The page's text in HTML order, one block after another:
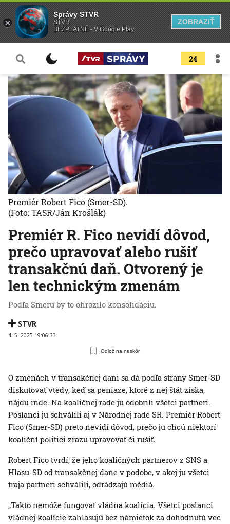
24
Premiér R. Fico nevidí dôvod,
prečo upravovať alebo rušiť
transakčnú daň. Otvorený je
len technickým zmenám
Podľa Smeru by to ohrozilo konsolidáciu.
STVR
4. 5. 2025 19:06:33
Odlož na neskôr
Premiér Robert Fico (Smer-SD).
(Foto: TASR/Ján Krošlák)
O zmenách v transakčnej dani sa dá podľa strany Smer-SD
diskutovať vtedy, keď sa peniaze, ktoré z nej štát získa,
nájdu inde. Na koaličnej rade ju odobrili všetci partneri.
Poslanci ju schválili aj v Národnej rade SR. Premiér Robert
Fico (Smer-SD) preto nevidí dôvod, prečo ju chcú niektorí
koaliční politici zrazu upravovať či rušiť.
Robert Fico tvrdí, že jeho koaličných partnerov z SNS a
Hlasu-SD od transakčnej dane v podobe, v akej ju všetci
traja partneri schválili, odrádzajú médiá.
„Takto nemôže fungovať vládna koalícia. Všetci poslanci
vládnej koalície zahlasujú bez námietok za dohodnutú vec
Správy STVR
STVR
BEZPLATNÉ - V Google Play
ZOBRAZIŤ